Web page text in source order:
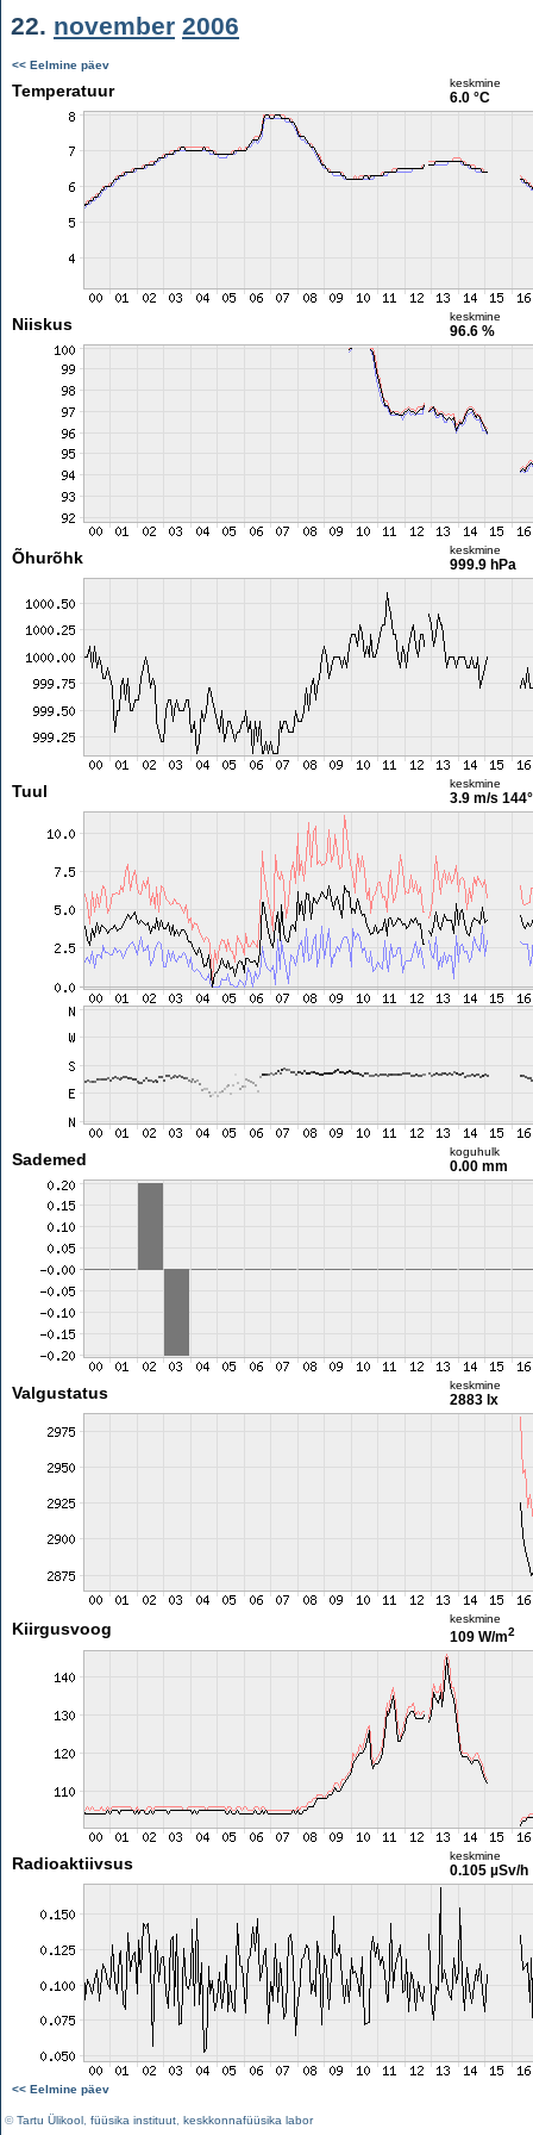
22. november 2006
<< Eelmine päev
Temperatuur keskmine
6.0 °C
Niiskus keskmine
96.6 %
Õhurõhk keskmine
999.9 hPa
Tuul keskmine
3.9 m/s 144°
Sademed koguhulk
0.00 mm
Valgustatus keskmine
2883 lx
Kiirgusvoog
keskmine
109 W/m2
Radioaktiivsus keskmine
0.105 µSv/h
<< Eelmine päev
©Tartu Ülikool füüsika instituut keskkonnafüüsika labor